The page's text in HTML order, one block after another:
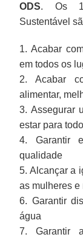
ODS. Os
Sustentável
1. Acabar
em todos os
2. Acabar
alimentar,
3. Assegurar
estar para
4. Garantir
qualidade
5. Alcançar a
as mulheres e
6. Garantir
água
7. Garantir